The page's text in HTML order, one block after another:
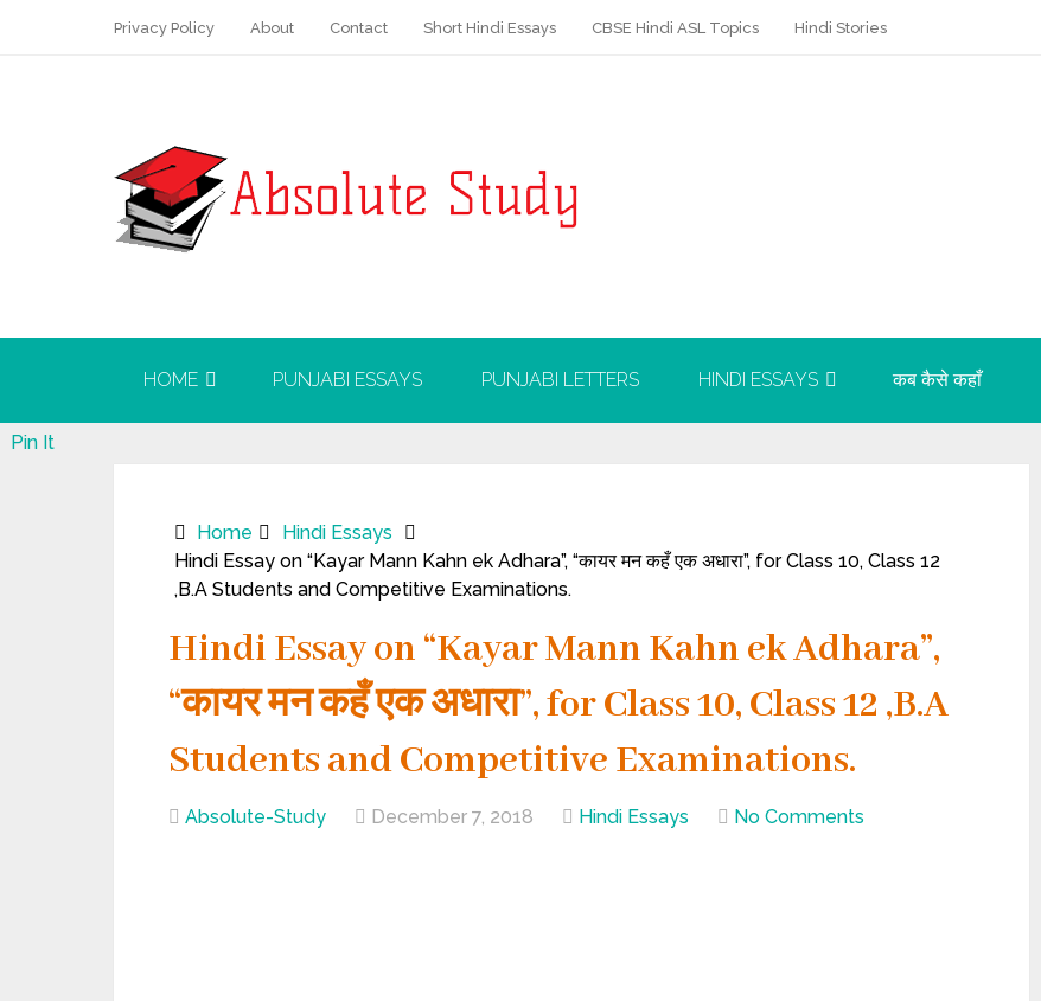
Privacy Policy About Contact Short Hindi Essays CBSE Hindi ASL Topics Hindi Stories
HOME PUNJABI ESSAYS PUNJABI LETTERS HINDI ESSAYS कब कैसे कहाँ
Home
Hindi Essays
Hindi Essay on “Kayar Mann Kahn ek Adhara”, “कायर मन कहँ एक अधारा”, for Class 10, Class 12
,B.A Students and Competitive Examinations.
Hindi Essay on “Kayar Mann Kahn ek Adhara”,
“कायर मन कहँ एक अधारा”, for Class 10, Class 12 ,B.A
Students and Competitive Examinations.
Absolute-Study December 7, 2018 Hindi Essays No Comments
Pin It